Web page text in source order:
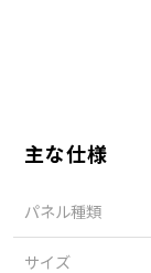
主な仕様
パネル種類
サイズ